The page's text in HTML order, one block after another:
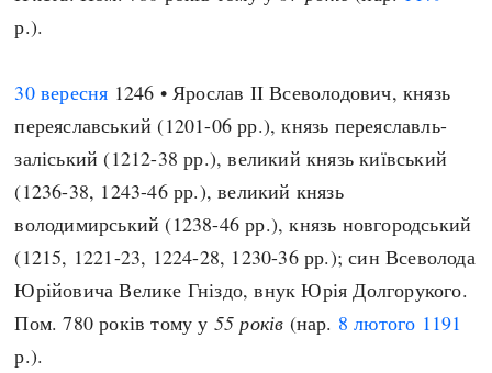
р.).
30 вересня 1246 • Ярослав II Всеволодович, князь
переяславський (1201-06 рр.), князь переяславль-
заліський (1212-38 рр.), великий князь київський
(1236-38, 1243-46 рр.), великий князь
володимирський (1238-46 рр.), князь новгородський
(1215, 1221-23, 1224-28, 1230-36 рр.); син Всеволода
Юрійовича Велике Гніздо, внук Юрія Долгорукого.
Пом. 780 років тому у 55 років (нар. 8 лютого 1191
р.).